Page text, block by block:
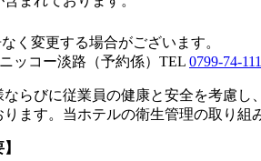
く変更する場合がございます。
ッコー淡路（予約係）TEL 0799-74-
らびに従業員の健康と安全を考慮
ます。当ホテルの衛生管理の取り組